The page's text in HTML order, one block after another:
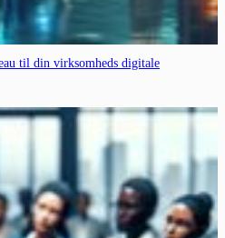
til din virksomheds digitale